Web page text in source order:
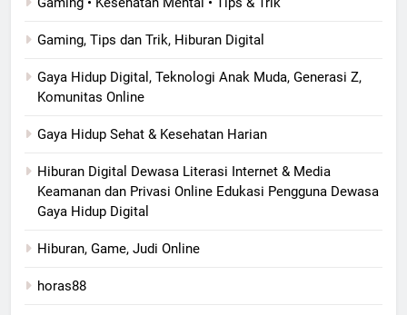
Gaming, Tips dan Trik, Hiburan Digital
Gaya Hidup Digital, Teknologi Anak Muda, Generasi Z,
Komunitas Online
Gaya Hidup Sehat & Kesehatan Harian
Hiburan Digital Dewasa Literasi Internet & Media
Keamanan dan Privasi Online Edukasi Pengguna Dewasa
Gaya Hidup Digital
Hiburan, Game, Judi Online
horas88